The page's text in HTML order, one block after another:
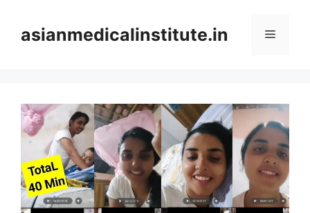
contentasianmedicalinstitute.in Menu